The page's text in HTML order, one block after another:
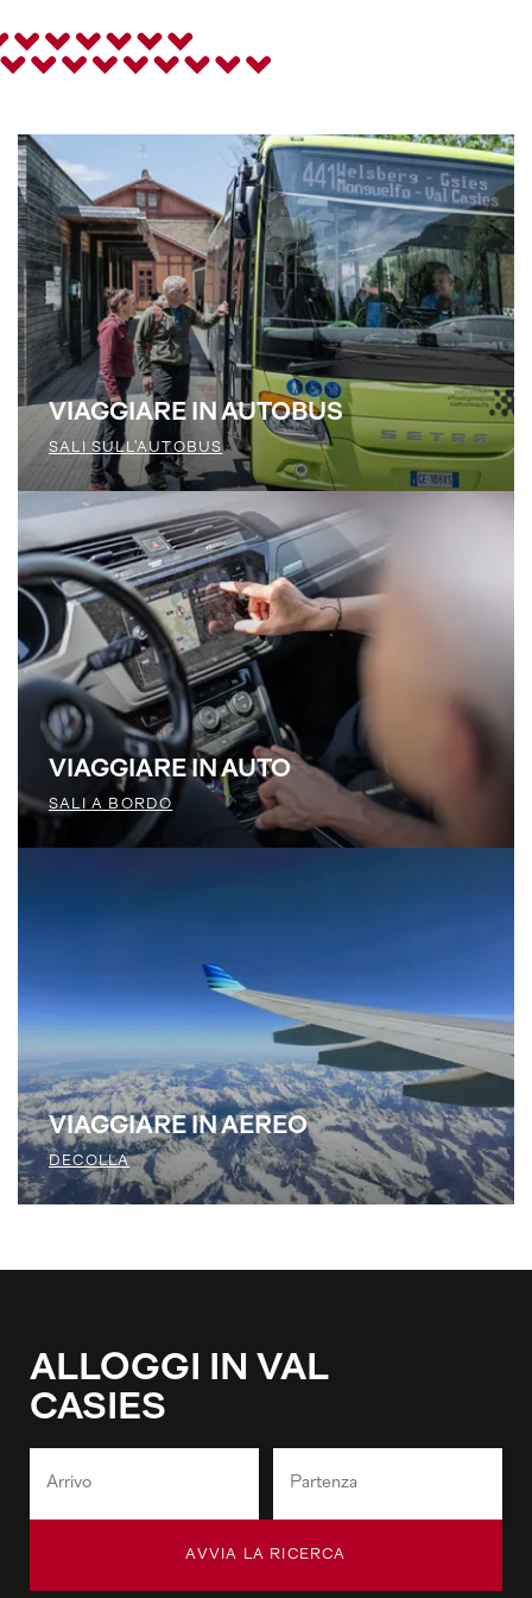
verso Verona, Bologna e Venezia
regionali per raggiungere la tua destinazione – sia
all’andata che al ritorno.
VIAGGIARE IN AUTOBUS
SALI SULL'AUTOBUS
VIAGGIARE IN AUTO
SALI A BORDO
VIAGGIARE IN AEREO
DECOLLA
ALLOGGI IN VAL
CASIES
AVVIA LA RICERCA